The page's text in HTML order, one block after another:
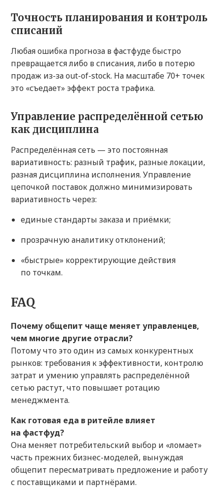
Точность планирования и контроль
списаний
Любая ошибка прогноза в фастфуде быстро
превращается либо в списания, либо в потерю
продаж из-за out-of-stock. На масштабе 70+ точек
это «съедает» эффект роста трафика.
Управление распределённой сетью
как дисциплина
Распределённая сеть — это постоянная
вариативность: разный трафик, разные локации,
разная дисциплина исполнения. Управление
цепочкой поставок должно минимизировать
вариативность через:
единые стандарты заказа и приёмки;
прозрачную аналитику отклонений;
«быстрые» корректирующие действия
по точкам.
FAQ
Почему общепит чаще меняет управленцев,
чем многие другие отрасли?
Потому что это один из самых конкурентных
рынков: требования к эффективности, контролю
затрат и умению управлять распределённой
сетью растут, что повышает ротацию
менеджмента.
Как готовая еда в ритейле влияет
на фастфуд?
Она меняет потребительский выбор и «ломает»
часть прежних бизнес-моделей, вынуждая
общепит пересматривать предложение и работу
с поставщиками и партнёрами.